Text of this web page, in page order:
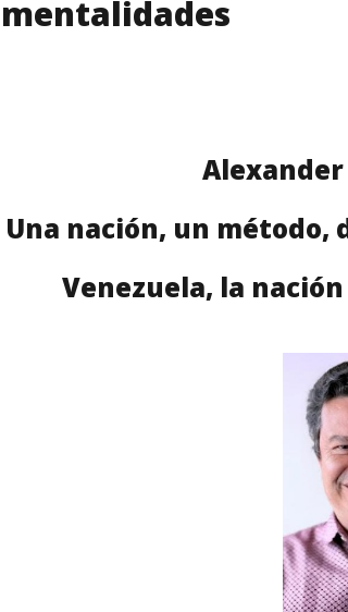
mentalidades
Una nación, un método,
Venezuela, la